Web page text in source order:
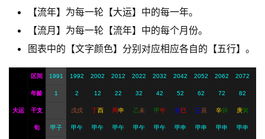
A
【流年】为每一轮【大运】中的每一年。
【流月】为每一轮【流年】中的每个月份。
图表中的【文字颜色】分别对应相应各自的【五行】。
大运
区间 1991 1992 2002 2012 2022 2032 2042 2052 2062 2072
年龄 1 2 12 22 32 42 52 62 72 82
干支 戊戌 丁酉 丙申 乙未 甲午 癸巳 壬辰 辛卯 庚寅
旬 甲子 甲午 甲午 甲午 甲午 甲午 甲申 甲申 甲申 甲申